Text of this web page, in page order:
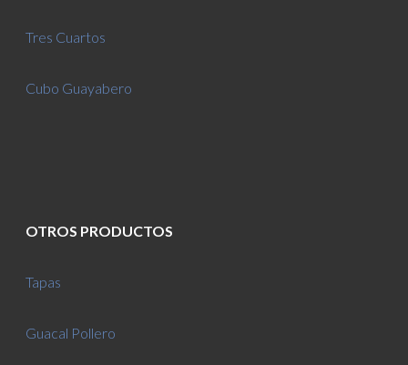
Tres Cuartos
Cubo Guayabero
OTROS PRODUCTOS
Tapas
Guacal Pollero